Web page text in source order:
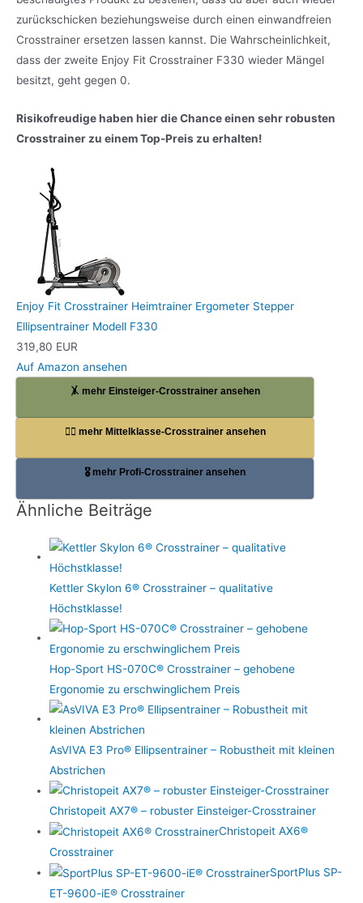
zurückschicken beziehungsweise durch einen einwandfreien
Crosstrainer ersetzen lassen kannst. Die Wahrscheinlichkeit,
dass der zweite Enjoy Fit Crosstrainer F330 wieder Mängel
besitzt, geht gegen 0.
Risikofreudige haben hier die Chance einen sehr robusten
Crosstrainer zu einem Top-Preis zu erhalten!
Enjoy Fit Crosstrainer Heimtrainer Ergometer Stepper
Ellipsentrainer Modell F330
319,80 EUR
Auf Amazon ansehen
🤸 mehr Einsteiger-Crosstrainer ansehen
🏋️‍♀️ mehr Mittelklasse-Crosstrainer ansehen
🎖️ mehr Profi-Crosstrainer ansehen
Ähnliche Beiträge
Kettler Skylon 6® Crosstrainer – qualitative
Höchstklasse!
Hop-Sport HS-070C® Crosstrainer – gehobene
Ergonomie zu erschwinglichem Preis
AsVIVA E3 Pro® Ellipsentrainer – Robustheit mit kleinen
Abstrichen
Christopeit AX7® – robuster Einsteiger-Crosstrainer
Christopeit AX6®
Crosstrainer
SportPlus SP-
ET-9600-iE® Crosstrainer